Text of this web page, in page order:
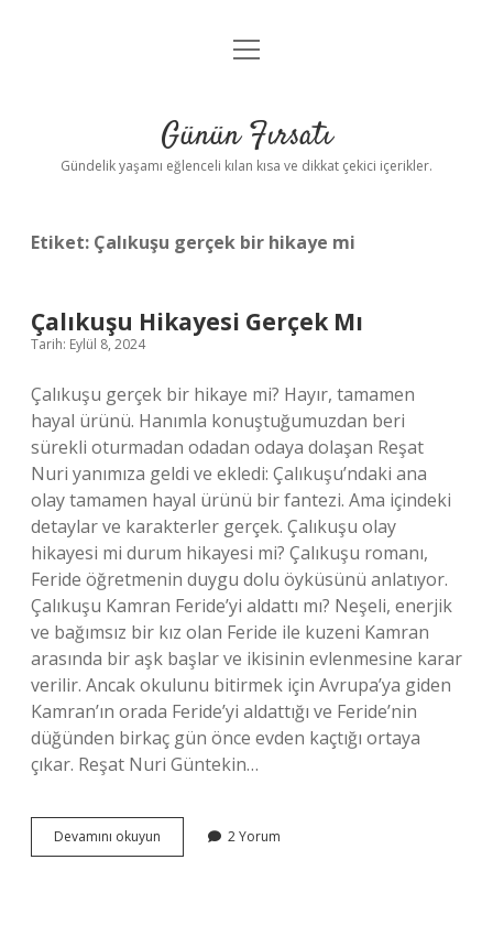
Anasayfa
Yasal Uyarı
menüyü
Günün Fırsatı
Gündelik yaşamı eğlenceli kılan kısa ve dikkat çekici içerikler.
Etiket: Çalıkuşu gerçek bir hikaye mi
Çalıkuşu Hikayesi Gerçek Mı
Tarih: Eylül 8, 2024
Çalıkuşu gerçek bir hikaye mi? Hayır, tamamen
hayal ürünü. Hanımla konuştuğumuzdan beri
sürekli oturmadan odadan odaya dolaşan Reşat
Nuri yanımıza geldi ve ekledi: Çalıkuşu’ndaki ana
olay tamamen hayal ürünü bir fantezi. Ama içindeki
detaylar ve karakterler gerçek. Çalıkuşu olay
hikayesi mi durum hikayesi mi? Çalıkuşu romanı,
Feride öğretmenin duygu dolu öyküsünü anlatıyor.
Çalıkuşu Kamran Feride’yi aldattı mı? Neşeli, enerjik
ve bağımsız bir kız olan Feride ile kuzeni Kamran
arasında bir aşk başlar ve ikisinin evlenmesine karar
verilir. Ancak okulunu bitirmek için Avrupa’ya giden
Kamran’ın orada Feride’yi aldattığı ve Feride’nin
düğünden birkaç gün önce evden kaçtığı ortaya
çıkar. Reşat Nuri Güntekin…
Devamını okuyun Çalıkuşu
Hikayesi
2 Yorum